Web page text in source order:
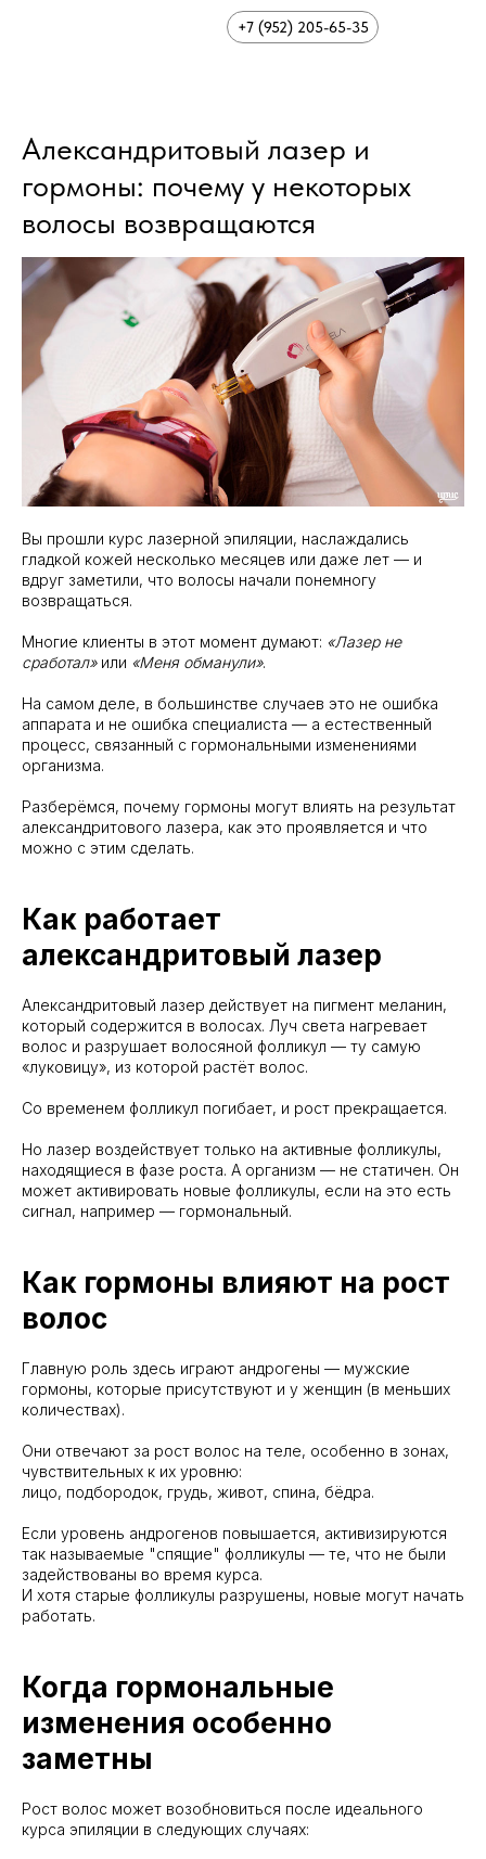
+7 (952) 205-65-35
Александритовый лазер и
гормоны: почему у некоторых
волосы возвращаются
Вы прошли курс лазерной эпиляции, наслаждались
гладкой кожей несколько месяцев или даже лет — и
вдруг заметили, что волосы начали понемногу
возвращаться.
Многие клиенты в этот момент думают: «Лазер не
сработал»или «Меня обманули».
На самом деле, в большинстве случаев это не ошибка
аппарата и не ошибка специалиста — а естественный
процесс, связанный с гормональными изменениями
организма.
Разберёмся, почему гормоны могут влиять на результат
александритового лазера, как это проявляется и что
можно с этим сделать.
Как работает
александритовый лазер
Александритовый лазер действует на пигмент меланин,
который содержится в волосах. Луч света нагревает
волос и разрушает волосяной фолликул — ту самую
«луковицу», из которой растёт волос.
Со временем фолликул погибает, и рост прекращается.
Но лазер воздействует только на активные фолликулы,
находящиеся в фазе роста. А организм — не статичен. Он
может активировать новые фолликулы, если на это есть
сигнал, например — гормональный.
Как гормоны влияют на рост
волос
Главную роль здесь играют андрогены — мужские
гормоны, которые присутствуют и у женщин (в меньших
количествах).
Они отвечают за рост волос на теле, особенно в зонах,
чувствительных к их уровню:
лицо, подбородок, грудь, живот, спина, бёдра.
Если уровень андрогенов повышается, активизируются
так называемые "спящие" фолликулы — те, что не были
задействованы во время курса.
И хотя старые фолликулы разрушены, новые могут начать
работать.
Когда гормональные
изменения особенно
заметны
Рост волос может возобновиться после идеального
курса эпиляции в следующих случаях: